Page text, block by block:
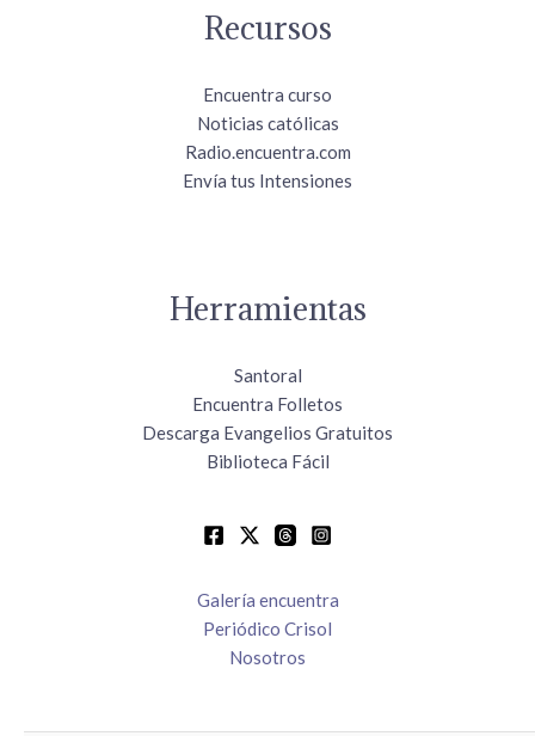
Recursos
Encuentra curso
Noticias católicas
Radio.encuentra.com
Envía tus Intensiones
Herramientas
Santoral
Encuentra Folletos
Descarga Evangelios Gratuitos
Biblioteca Fácil
Galería encuentra
Periódico Crisol
Nosotros